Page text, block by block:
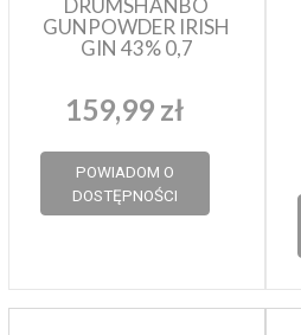
GUNPOWDER IRISH
GIN 43% 0,7
159,99 zł
POWIADOM O
DOSTĘPNOŚCI